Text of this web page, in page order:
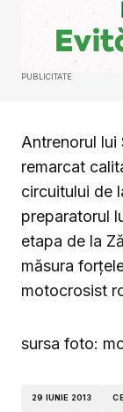
PUBLICITATE
Antrenorul
remarcat
circuitului de
preparatorul
etapa de la
măsura
motocrosist
sursa foto:
29 IUNIE 2013